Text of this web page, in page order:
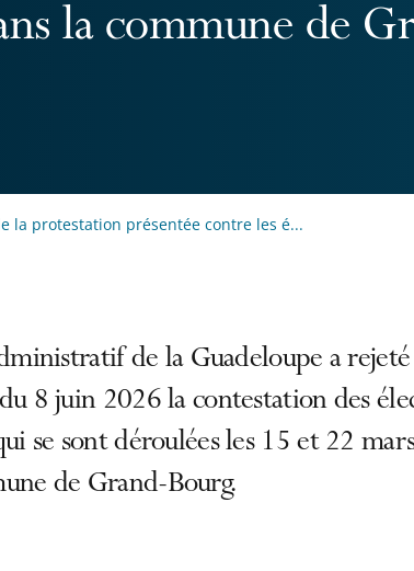
la commune de
la protestation présentée contre les é...
de la Guadeloupe a
8 juin 2026 la contestation des
se sont déroulées les 15 et 22
de Grand-Bourg.